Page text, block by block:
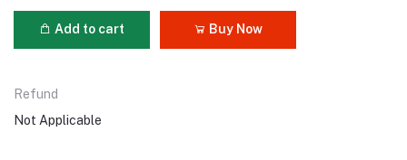
Add to cart Buy Now
Refund
Not Applicable